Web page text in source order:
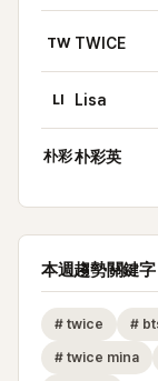
TW TWICE
LI Lisa
朴彩朴彩英
本週趨勢關鍵字
# twice #
# twice mina